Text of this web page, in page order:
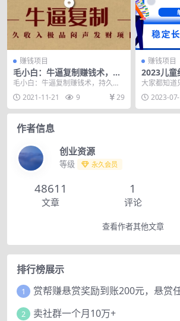
赚钱项目
毛小白：牛逼复制赚钱术，持
久收入极品闷声发财项目
毛小白：牛逼复制赚钱术，持久收
入极品闷声发财项目
2021-11-21 9 29
赚钱项目
2023儿童
个账号轻
大家都知道
西，家长都
作的项目。
2023-
作者信息
创业资源
等级 永久会员
48611
文章
1
评论
查看作者其他文章
排行榜展示
1
2 卖社群一个月10万+